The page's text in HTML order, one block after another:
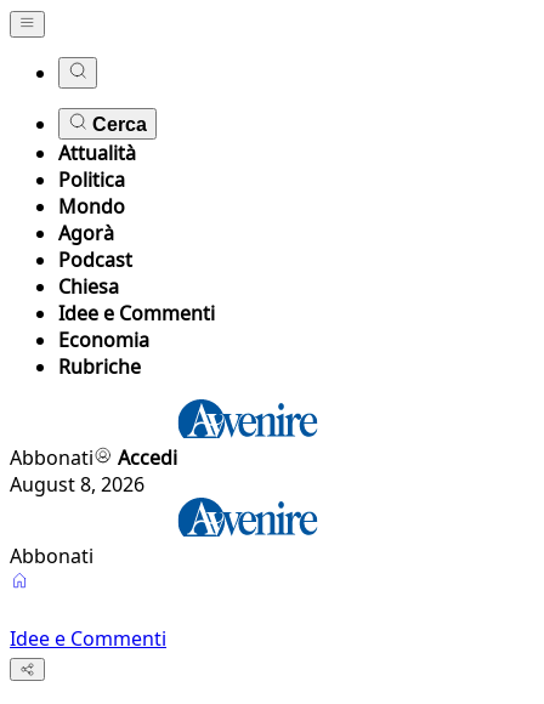
Cerca
Attualità
Politica
Mondo
Agorà
Podcast
Chiesa
Idee e Commenti
Economia
Rubriche
Abbonati
Accedi
August 8, 2026
Abbonati
Idee e Commenti